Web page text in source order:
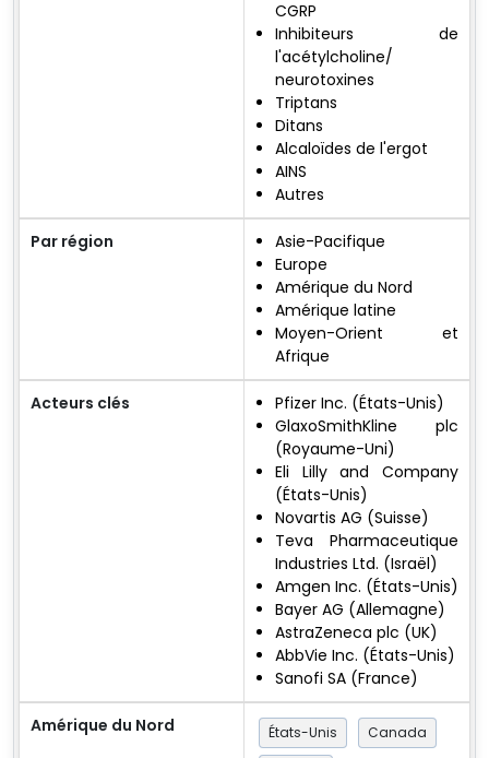
CGRP
Inhibiteurs de
l'acétylcholine/
neurotoxines
Triptans
Ditans
Alcaloïdes de l'ergot
AINS
Autres
Par région
Asie-Pacifique
Europe
Amérique du Nord
Amérique latine
Moyen-Orient et
Afrique
Acteurs clés
Pfizer Inc. (États-Unis)
GlaxoSmithKline plc
(Royaume-Uni)
Eli Lilly and Company
(États-Unis)
Novartis AG (Suisse)
Teva Pharmaceutique
Industries Ltd. (Israël)
Amgen Inc. (États-Unis)
Bayer AG (Allemagne)
AstraZeneca plc (UK)
AbbVie Inc. (États-Unis)
Sanofi SA (France)
Amérique du Nord États-Unis
Canada